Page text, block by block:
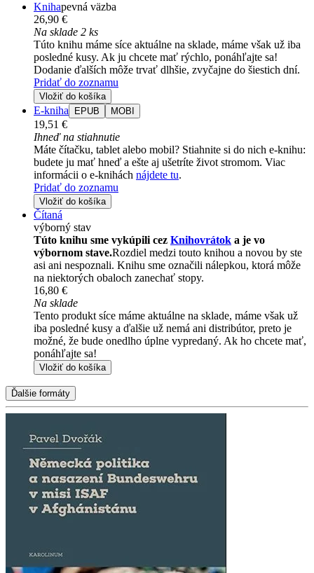
Knihapevná väzba
26,90 €
Na sklade 2 ks
Túto knihu máme síce aktuálne na sklade, máme však už iba
posledné kusy. Ak ju chcete mať rýchlo, ponáhľajte sa!
Dodanie ďalších môže trvať dlhšie, zvyčajne do šiestich dní.
Pridať do zoznamu
Vložiť do košíka
E-kniha EPUB MOBI
19,51 €
Ihneď na stiahnutie
Máte čítačku, tablet alebo mobil? Stiahnite si do nich e-knihu:
budete ju mať hneď a ešte aj ušetríte život stromom. Viac
informácii o e-knihách nájdete tu.
Pridať do zoznamu
Vložiť do košíka
Čítaná
výborný stav
Túto knihu sme vykúpili cez Knihovrátok a je vo
výbornom stave.Rozdiel medzi touto knihou a novou by ste
asi ani nespoznali. Knihu sme označili nálepkou, ktorá môže
na niektorých obaloch zanechať stopy.
16,80 €
Na sklade
Tento produkt síce máme aktuálne na sklade, máme však už
iba posledné kusy a ďalšie už nemá ani distribútor, preto je
možné, že bude onedlho úplne vypredaný. Ak ho chcete mať,
ponáhľajte sa!
Vložiť do košíka
Ďalšie formáty